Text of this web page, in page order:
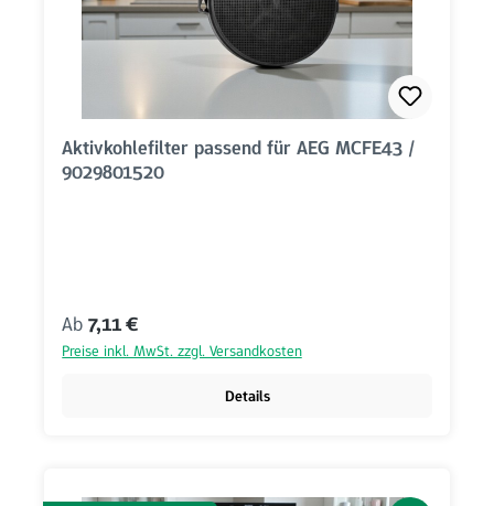
Aktivkohlefilter passend für AEG MCFE43 /
9029801520
Regulärer Preis:
Ab 7,11 €
Preise inkl. MwSt. zzgl. Versandkosten
Details